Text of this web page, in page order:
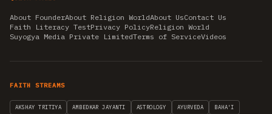
About FounderAbout Religion WorldAbout UsContact Us
Faith Literacy TestPrivacy PolicyReligion World
Suyogya Media Private LimitedTerms of ServiceVideos
FAITH STREAMS
AKSHAY TRITIYA AMBEDKAR JAYANTI ASTROLOGY AYURVEDA BAHA'I